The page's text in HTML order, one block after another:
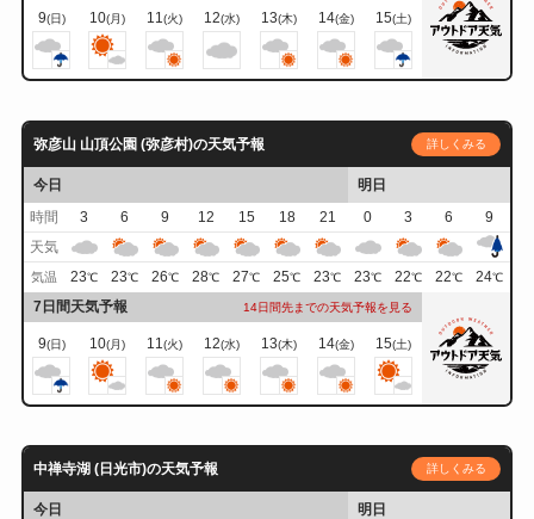
9(日) 10(月) 11(火) 12(水) 13(木) 14(金) 15(土)
弥彦山 山頂公園 (弥彦村)の天気予報 詳しくみる
今日
明日
時間
3 6 9 12 15 18 21 0 3 6
9
天気
気温 23℃ 23℃ 26℃ 28℃ 27℃ 25℃ 23℃ 23℃ 22℃ 22℃ 24℃
7日間天気予報 14日間先までの天気予報を見る
9(日) 10(月) 11 (火) 12(水) 13(木) 14(金) 15(土)
中禅寺湖 (日光市)の天気予報 詳しくみる
今日
明日